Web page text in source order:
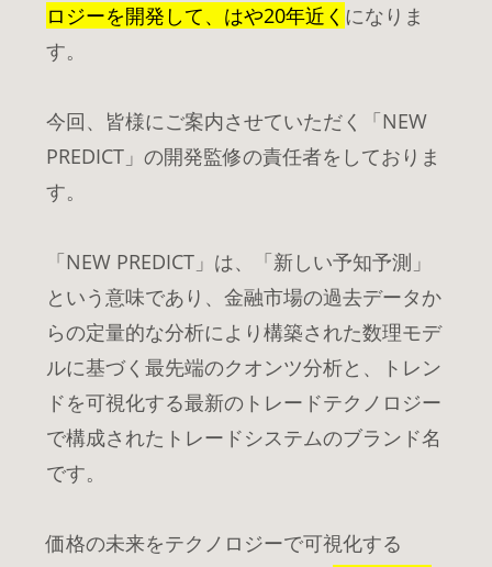
ロジーを開発して、はや20年近く になりま
す。
今回、皆様にご案内させていただく「NEW
PREDICT」の開発監修の責任者をしておりま
す。
「NEW PREDICT」は、「新しい予知予測」
という意味であり、金融市場の過去データか
らの定量的な分析により構築された数理モデ
ルに基づく最先端のクオンツ分析と、トレン
ドを可視化する最新のトレードテクノロジー
で構成されたトレードシステムのブランド名
です。
価格の未来をテクノロジーで可視化する